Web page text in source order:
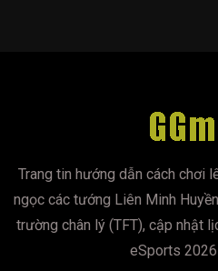
Trang tin hướng dẫn cách chơi
ngọc các tướng Liên Minh
trường chân lý (TFT), cập nhật
eSports 2026